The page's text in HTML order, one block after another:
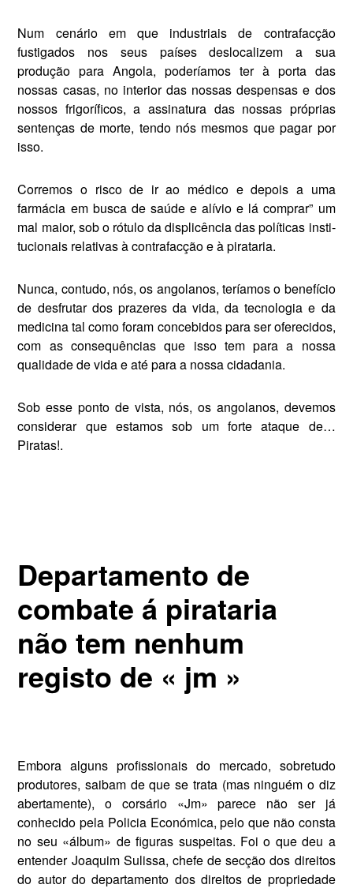
Num cenário em que indus­triais de contrafacção
fustigados nos seus países deslocalizem a sua
produção para Angola, poderíamos ter à porta das
nossas casas, no interior das nossas des­pensas e dos
nossos frigoríficos, a assinatura das nossas próprias
sentenças de morte, tendo nós mesmos que pagar por
isso.
Corremos o risco de ir ao mé­dico e depois a uma
farmácia em busca de saúde e alívio e lá com­prar” um
mal maior, sob o rótulo da displicência das políticas insti­
tucionais relativas à contrafacção e à pirataria.
Nunca, contudo, nós, os an­golanos, teríamos o benefício
de desfrutar dos prazeres da vida, da tecnologia e da
medicina tal como foram concebidos para ser ofere­cidos,
com as consequências que isso tem para a nossa
qualidade de vida e até para a nossa cidada­nia.
Sob esse ponto de vista, nós, os angolanos, devemos
considerar que estamos sob um forte ataque de…
Piratas!.
Departamento de
combate á pirataria
não tem nenhum
registo de « jm »
Embora alguns profis­sionais do mercado, sobretudo
produtores, saibam de que se trata (mas ninguém o diz
abertamen­te), o corsário «Jm» parece não ser já
conhecido pela Policia Econó­mica, pelo que não consta
no seu «álbum» de figuras suspeitas. Foi o que deu a
entender Joaquim Su­lissa, chefe de secção dos direitos
do autor do departamento dos di­reitos de propriedade